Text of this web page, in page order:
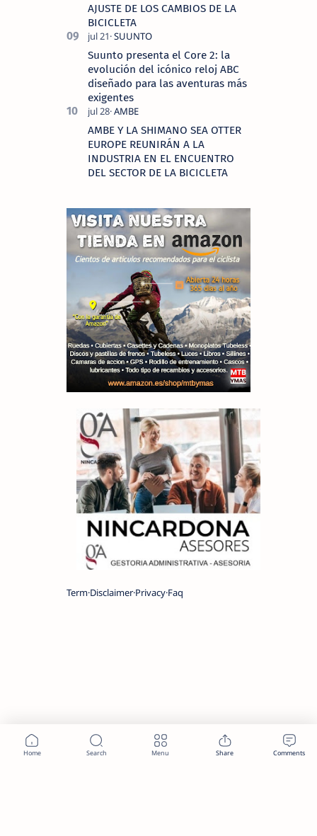
AJUSTE DE LOS CAMBIOS DE LA
BICICLETA
Suunto presenta el Core 2: la
evolución del icónico reloj ABC
diseñado para las aventuras más
exigentes
AMBE Y LA SHIMANO SEA OTTER
EUROPE REUNIRÁN A LA
INDUSTRIA EN EL ENCUENTRO
DEL SECTOR DE LA BICICLETA
Term Disclaimer Privacy Faq